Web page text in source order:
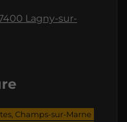
Lagny-sur-
Champs-sur-Marne